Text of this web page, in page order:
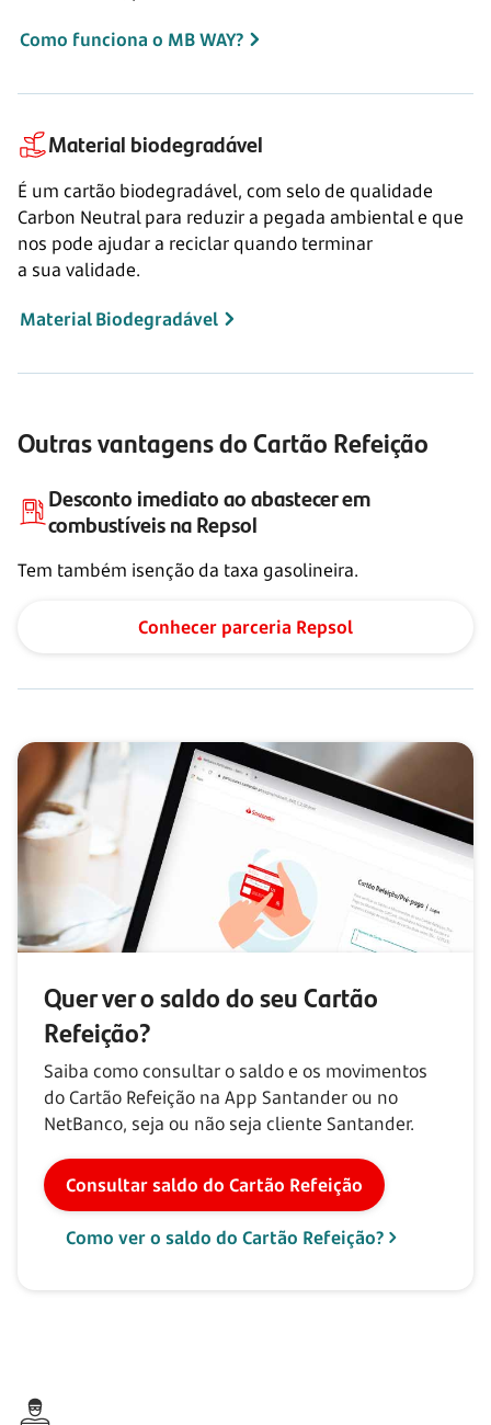
Como funciona o MB WAY?
Material biodegradável
É um cartão biodegradável, com selo de qualidade
Carbon Neutral para reduzir a pegada ambiental e que
nos pode ajudar a reciclar quando terminar
a sua validade.
Material Biodegradável
Outras vantagens do Cartão Refeição
Desconto imediato ao abastecer em
combustíveis na Repsol
Tem também isenção da taxa gasolineira.
Conhecer parceria Repsol
Quer ver o saldo do seu Cartão
Refeição?
Saiba como consultar o saldo e os movimentos
do Cartão Refeição na App Santander ou no
NetBanco, seja ou não seja cliente Santander.
Consultar saldo do Cartão Refeição
Como ver o saldo do Cartão Refeição?